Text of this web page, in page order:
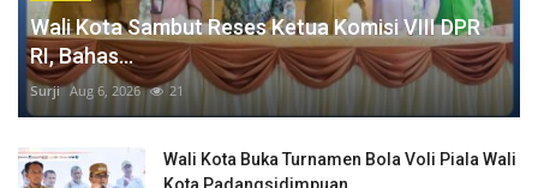
Wali Kota Sambut Reses Ketua Komisi VIII DPR
RI, Bahas...
Surji Aug 6, 2026 21
Wali Kota Buka Turnamen Bola Voli Piala Wali